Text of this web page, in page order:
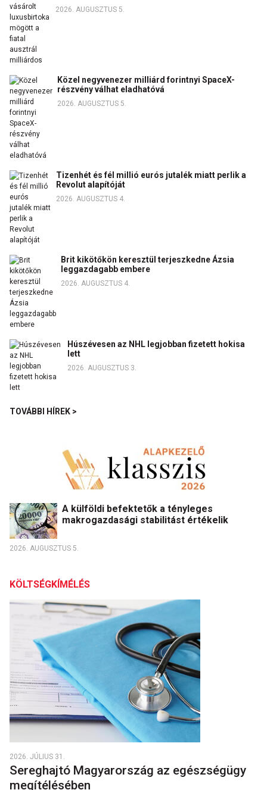
2026. AUGUSZTUS 5.
Közel negyvenezer milliárd forintnyi SpaceX-
részvény válhat eladhatóvá
2026. AUGUSZTUS 5.
Tizenhét és fél millió eurós jutalék miatt perlik a
Revolut alapítóját
2026. AUGUSZTUS 4.
Brit kikötőkön keresztül terjeszkedne Ázsia
leggazdagabb embere
2026. AUGUSZTUS 4.
Húszévesen az NHL legjobban fizetett hokisa
lett
2026. AUGUSZTUS 3.
TOVÁBBI HÍREK >
A külföldi befektetők a tényleges
makrogazdasági stabilitást értékelik
2026. AUGUSZTUS 5.
KÖLTSÉGKÍMÉLÉS
2026. JÚLIUS 31.
Sereghajtó Magyarország az egészségügy
megítélésében